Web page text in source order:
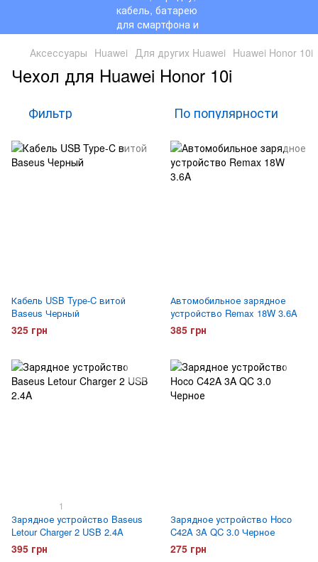
Аксессуары Huawei Для других Huawei Huawei Honor 10i
Чехол для Huawei Honor 10i
Фильтр По популярности
Кабель USB Type-C витой
Baseus Черный
325 грн
Автомобильное зарядное
устройство Remax 18W 3.6A
385 грн
1
Зарядное устройство Baseus
Letour Charger 2 USB 2.4A
395 грн
Зарядное устройство Hoco
C42A 3A QC 3.0 Черное
275 грн